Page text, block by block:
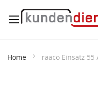
zum
Home raaco Einsatz 55